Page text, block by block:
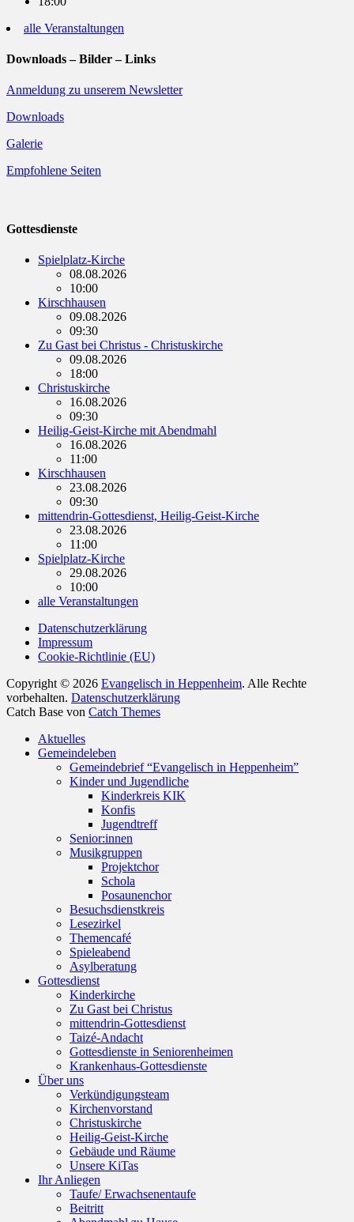
alle Veranstaltungen
Downloads – Bilder – Links
Anmeldung zu unserem Newsletter
Downloads
Galerie
Empfohlene Seiten
Gottesdienste
Spielplatz-Kirche
08.08.2026
10:00
Kirschhausen
09.08.2026
09:30
Zu Gast bei Christus - Christuskirche
09.08.2026
18:00
Christuskirche
16.08.2026
09:30
Heilig-Geist-Kirche mit Abendmahl
16.08.2026
11:00
Kirschhausen
23.08.2026
09:30
mittendrin-Gottesdienst, Heilig-Geist-Kirche
23.08.2026
11:00
Spielplatz-Kirche
29.08.2026
10:00
alle Veranstaltungen
Datenschutzerklärung
Impressum
Cookie-Richtlinie (EU)
Copyright © 2026 Evangelisch in Heppenheim. Alle Rechte
vorbehalten. Datenschutzerklärung
Catch Base von Catch Themes
oben
scrollen
Aktuelles
Gemeindeleben
Gemeindebrief “Evangelisch in Heppenheim”
Kinder und Jugendliche
Kinderkreis KIK
Konfis
Jugendtreff
Senior:innen
Musikgruppen
Projektchor
Schola
Posaunenchor
Besuchsdienstkreis
Lesezirkel
Themencafé
Spieleabend
Asylberatung
Gottesdienst
Kinderkirche
Zu Gast bei Christus
mittendrin-Gottesdienst
Taizé-Andacht
Gottesdienste in Seniorenheimen
Krankenhaus-Gottesdienste
Über uns
Verkündigungsteam
Kirchenvorstand
Christuskirche
Heilig-Geist-Kirche
Gebäude und Räume
Unsere KiTas
Ihr Anliegen
Taufe/ Erwachsenentaufe
Beitritt